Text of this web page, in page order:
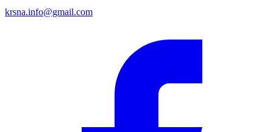
krsna.info@gmail.com